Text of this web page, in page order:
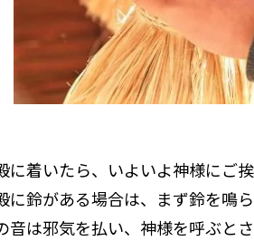
に着いたら、いよいよ神様にご挨
に鈴がある場合は、まず鈴を鳴ら
音は邪気を払い、神様を呼ぶと